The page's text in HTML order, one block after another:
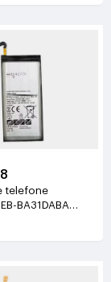
telefone
BA31DABA